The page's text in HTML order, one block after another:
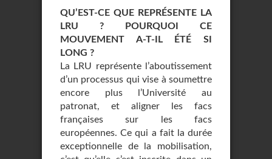
QU’EST-CE QUE REPRÉSENTE LA
LRU ? POURQUOI CE
MOUVEMENT A-T-IL ÉTÉ SI
LONG ?
La LRU représente l’aboutissement
d’un processus qui vise à soumettre
encore plus l’Université au
patronat, et aligner les facs
françaises sur les facs
européennes. Ce qui a fait la durée
exceptionnelle de la mobilisation,